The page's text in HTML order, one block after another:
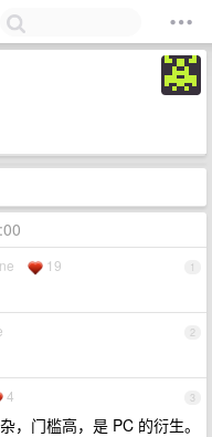
1
19
2
3
4
，门槛高，是 PC 的衍生。